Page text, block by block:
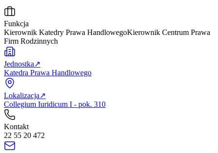
Funkcja
Kierownik Katedry Prawa HandlowegoKierownik Centrum Prawa
Firm Rodzinnych
Jednostka↗
Katedra Prawa Handlowego
Lokalizacja↗
Collegium Iuridicum I - pok. 310
Kontakt
22 55 20 472